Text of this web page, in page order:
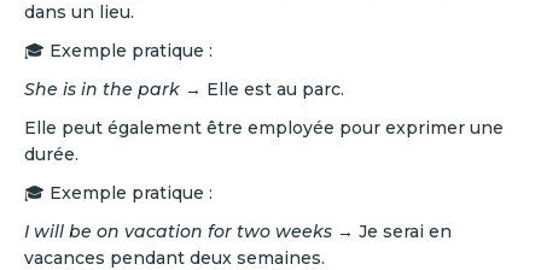
dans un lieu.
🎓 Exemple pratique :
She is in the park → Elle est au parc.
Elle peut également être employée pour exprimer une
durée.
🎓 Exemple pratique :
I will be on vacation for two weeks → Je serai en
vacances pendant deux semaines.